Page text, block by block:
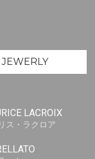
JEWERLY
LACROIX
ス・ラクロア